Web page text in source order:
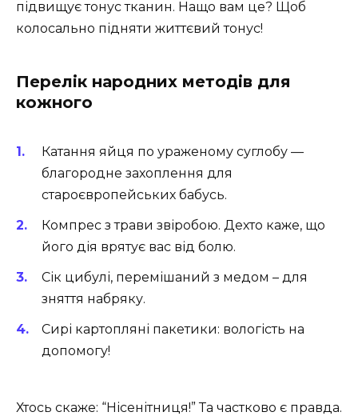
підвищує тонус тканин. Нащо вам це? Щоб
колосально підняти життєвий тонус!
Перелік народних методів для
кожного
Катання яйця по ураженому суглобу —
благородне захоплення для
староєвропейських бабусь.
Компрес з трави звіробою. Дехто каже, що
його дія врятує вас від болю.
Сік цибулі, перемішаний з медом – для
зняття набряку.
Сирі картопляні пакетики: вологість на
допомогу!
Хтось скажe: “Нісенітниця!” Та частково є правда.